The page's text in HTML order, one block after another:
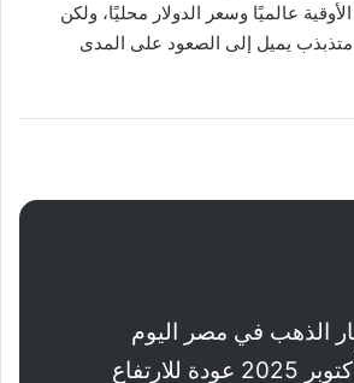
عالميًا وسعر الدولار محليًا، ولكن
يميل إلى الصعود على المدى
الذهب في مصر اليوم
الجمعة 10 أكتوبر 2025 عودة للارتفاع